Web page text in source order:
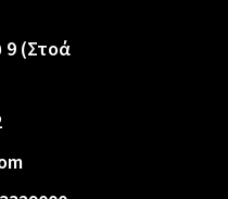
9 (Στοά